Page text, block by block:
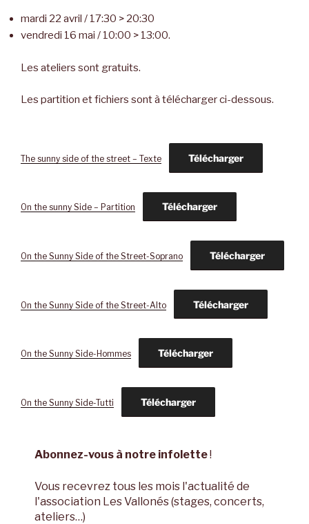
mardi 22 avril / 17:30 > 20:30
vendredi 16 mai / 10:00 > 13:00.
Les ateliers sont gratuits.
Les partition et fichiers sont à télécharger ci-dessous.
The sunny side of the street – Texte Télécharger
On the sunny Side – Partition Télécharger
On the Sunny Side of the Street-Soprano Télécharger
On the Sunny Side of the Street-Alto Télécharger
On the Sunny Side-Hommes Télécharger
On the Sunny Side-Tutti Télécharger
Abonnez-vous à notre infolette!
Vous recevrez tous les mois l'actualité de
l'association Les Vallonés (stages, concerts,
ateliers…)